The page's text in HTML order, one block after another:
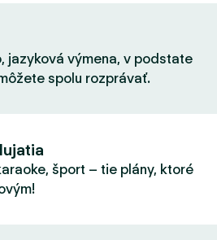
jazyková výmena, v podstate
spolu rozprávať.
šport – tie plány, ktoré